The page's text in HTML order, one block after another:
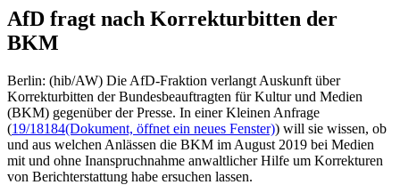
AfD fragt nach Korrekturbitten der
BKM
Berlin: (hib/AW) Die AfD-Fraktion verlangt Auskunft über
Korrekturbitten der Bundesbeauftragten für Kultur und Medien
(BKM) gegenüber der Presse. In einer Kleinen Anfrage
(19/18184(Dokument, öffnet ein neues Fenster)) will sie wissen, ob
und aus welchen Anlässen die BKM im August 2019 bei Medien
mit und ohne Inanspruchnahme anwaltlicher Hilfe um Korrekturen
von Berichterstattung habe ersuchen lassen.